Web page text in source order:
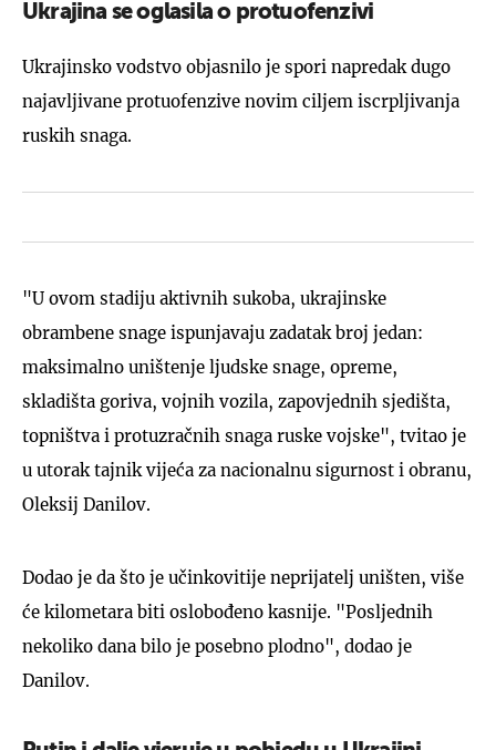
Ukrajina se oglasila o protuofenzivi
Ukrajinsko vodstvo objasnilo je spori napredak dugo
najavljivane protuofenzive novim ciljem iscrpljivanja
ruskih snaga.
"U ovom stadiju aktivnih sukoba, ukrajinske
obrambene snage ispunjavaju zadatak broj jedan:
maksimalno uništenje ljudske snage, opreme,
skladišta goriva, vojnih vozila, zapovjednih sjedišta,
topništva i protuzračnih snaga ruske vojske", tvitao je
u utorak tajnik vijeća za nacionalnu sigurnost i obranu,
Oleksij Danilov.
Dodao je da što je učinkovitije neprijatelj uništen, više
će kilometara biti oslobođeno kasnije. "Posljednih
nekoliko dana bilo je posebno plodno", dodao je
Danilov.